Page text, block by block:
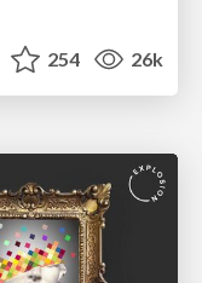
254 26k